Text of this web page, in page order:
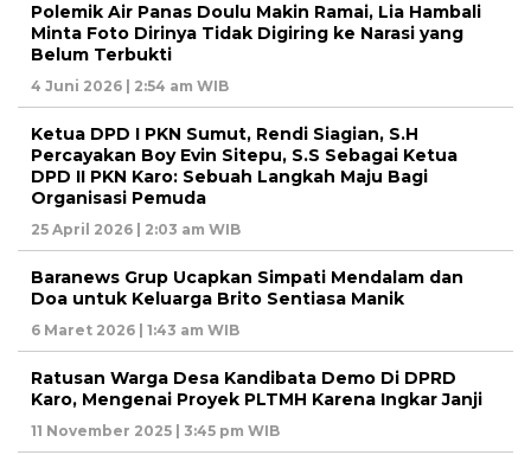
Polemik Air Panas Doulu Makin Ramai, Lia Hambali
Minta Foto Dirinya Tidak Digiring ke Narasi yang
Belum Terbukti
4 Juni 2026 | 2:54 am WIB
Ketua DPD I PKN Sumut, Rendi Siagian, S.H
Percayakan Boy Evin Sitepu, S.S Sebagai Ketua
DPD II PKN Karo: Sebuah Langkah Maju Bagi
Organisasi Pemuda
25 April 2026 | 2:03 am WIB
Baranews Grup Ucapkan Simpati Mendalam dan
Doa untuk Keluarga Brito Sentiasa Manik
6 Maret 2026 | 1:43 am WIB
Ratusan Warga Desa Kandibata Demo Di DPRD
Karo, Mengenai Proyek PLTMH Karena Ingkar Janji
11 November 2025 | 3:45 pm WIB